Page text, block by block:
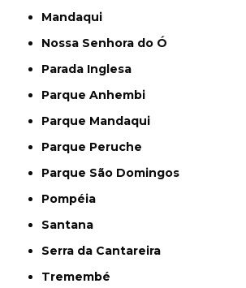
Mandaqui
Nossa Senhora do Ó
Parada Inglesa
Parque Anhembi
Parque Mandaqui
Parque Peruche
Parque São Domingos
Pompéia
Santana
Serra da Cantareira
Tremembé